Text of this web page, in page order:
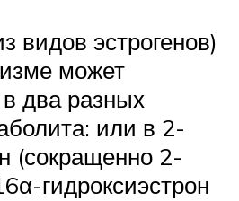
видов эстрогенов)
может
два разных
или в 2-
(сокращенно 2-
гидроксиэстрон